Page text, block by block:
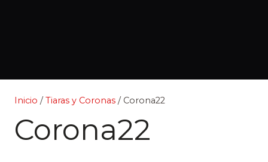
Inicio /Tiaras y Coronas / Corona22
Corona22